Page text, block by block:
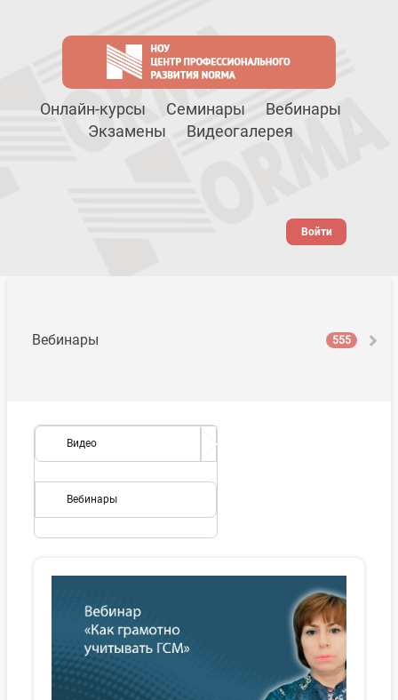
Онлайн-курсы Семинары
Вебинары
Экзамены
Видеогалерея
Войти
Вебинары 555
Видео
Вебинары